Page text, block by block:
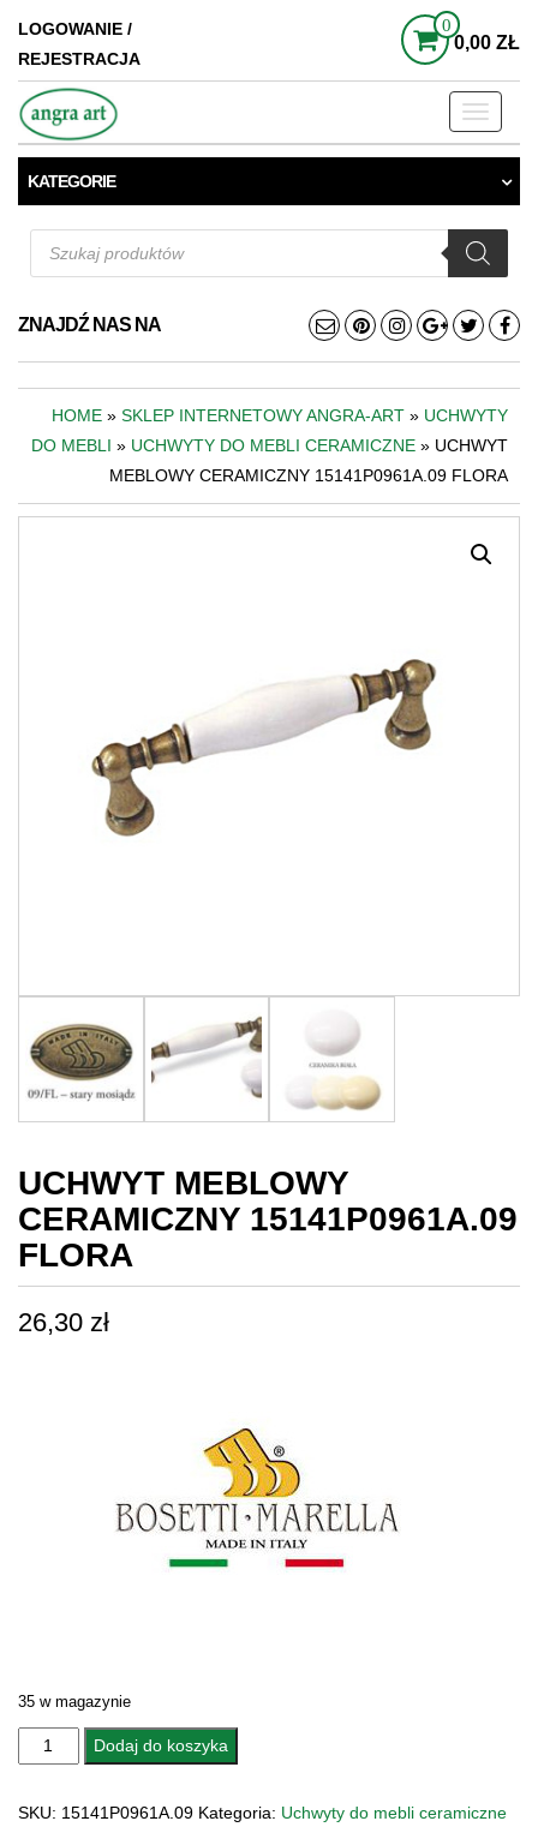
LOGOWANIE /
REJESTRACJA
0
0,00 ZŁ
Toggle
KATEGORIE
Wyszukiwarka
produktów
ZNAJDŹ NAS NA
HOME » SKLEP INTERNETOWY ANGRA-ART » UCHWYTY
DO MEBLI » UCHWYTY DO MEBLI CERAMICZNE » UCHWYT
MEBLOWY CERAMICZNY 15141P0961A.09 FLORA
UCHWYT MEBLOWY
CERAMICZNY 15141P0961A.09
FLORA
26,30 zł
35 w magazynie
ilość
UCHWYT
Dodaj do koszyka
SKU: 15141P0961A.09 Kategoria: Uchwyty do mebli ceramiczne